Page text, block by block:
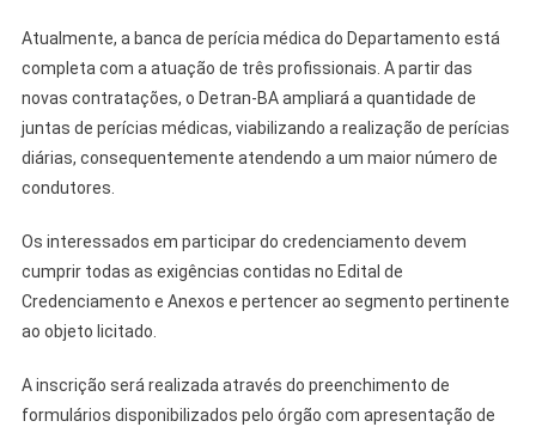
Atualmente, a banca de perícia médica do Departamento está
completa com a atuação de três profissionais. A partir das
novas contratações, o Detran-BA ampliará a quantidade de
juntas de perícias médicas, viabilizando a realização de perícias
diárias, consequentemente atendendo a um maior número de
condutores.
Os interessados em participar do credenciamento devem
cumprir todas as exigências contidas no Edital de
Credenciamento e Anexos e pertencer ao segmento pertinente
ao objeto licitado.
A inscrição será realizada através do preenchimento de
formulários disponibilizados pelo órgão com apresentação de